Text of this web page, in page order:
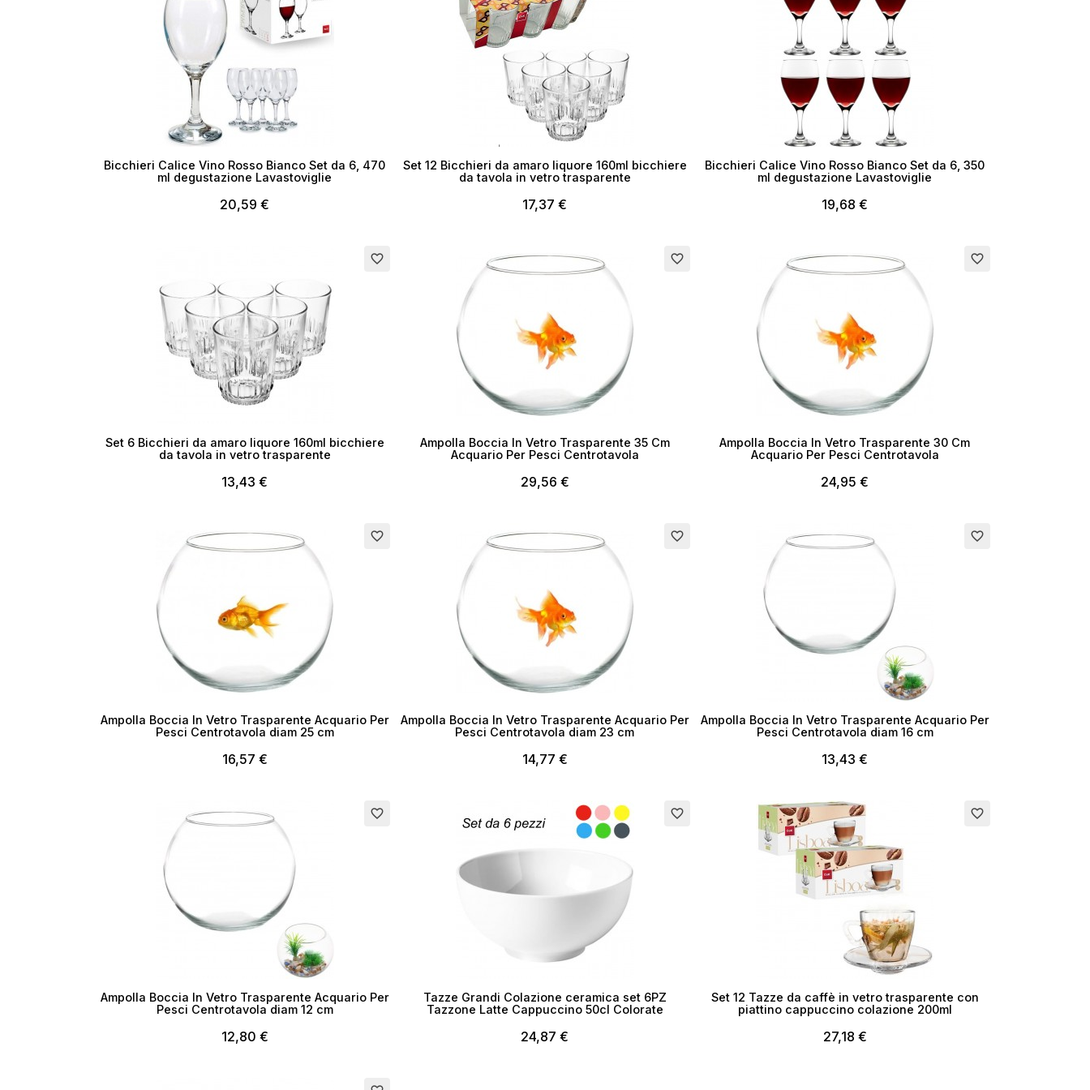
Bicchieri Calice Vino Rosso Bianco Set da 6, 470
ml degustazione Lavastoviglie
20,59 €
Set 12 Bicchieri da amaro liquore 160ml bicchiere
da tavola in vetro trasparente
17,37 €
Bicchieri Calice Vino Rosso Bianco Set da 6, 350
ml degustazione Lavastoviglie
19,68 €
favorite_border
Set 6 Bicchieri da amaro liquore 160ml bicchiere
da tavola in vetro trasparente
13,43 €
favorite_border
Ampolla Boccia In Vetro Trasparente 35 Cm
Acquario Per Pesci Centrotavola
29,56 €
favorite_border
Ampolla Boccia In Vetro Trasparente 30 Cm
Acquario Per Pesci Centrotavola
24,95 €
favorite_border
Ampolla Boccia In Vetro Trasparente Acquario Per
Pesci Centrotavola diam 25 cm
16,57 €
favorite_border
Ampolla Boccia In Vetro Trasparente Acquario Per
Pesci Centrotavola diam 23 cm
14,77 €
favorite_border
Ampolla Boccia In Vetro Trasparente Acquario Per
Pesci Centrotavola diam 16 cm
13,43 €
favorite_border
Ampolla Boccia In Vetro Trasparente Acquario Per
Pesci Centrotavola diam 12 cm
12,80 €
favorite_border
Tazze Grandi Colazione ceramica set 6PZ
Tazzone Latte Cappuccino 50cl Colorate
24,87 €
favorite_border
Set 12 Tazze da caffè in vetro trasparente con
piattino cappuccino colazione 200ml
27,18 €
Crea lista dei desideri ×
Annulla